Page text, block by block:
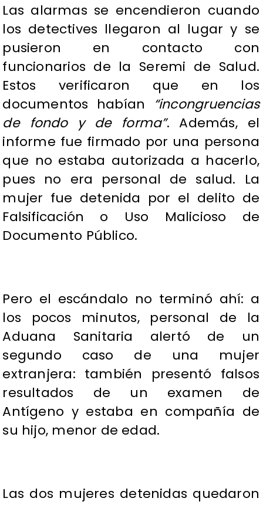
Las alarmas se encendieron cuando
los detectives llegaron al lugar y se
pusieron en contacto con
funcionarios de la Seremi de Salud.
Estos verificaron que en los
documentos habían
“incongruencias
de fondo y de forma”. Además, el
informe fue firmado por una persona
que no estaba autorizada a hacerlo,
pues no era personal de salud. La
mujer fue detenida por el delito de
Falsificación o Uso Malicioso de
Documento Público.
Pero el escándalo no terminó ahí: a
los pocos minutos, personal de la
Aduana Sanitaria alertó de un
segundo caso de una mujer
extranjera: también presentó falsos
resultados de un examen de
Antígeno y estaba en compañía de
su hijo, menor de edad.
Las dos mujeres detenidas quedaron